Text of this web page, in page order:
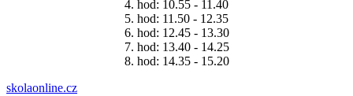
4. hod: 10.55 - 11.40
5. hod: 11.50 - 12.35
6. hod: 12.45 - 13.30
7. hod: 13.40 - 14.25
8. hod: 14.35 - 15.20
skolaonline.cz